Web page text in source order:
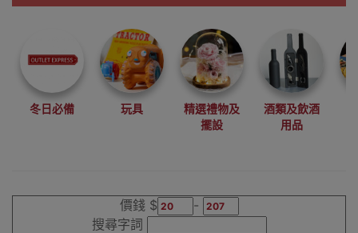
我們每月會固定
尋找最更新、最
潮、有特色而且
優惠的優質產
品，從用家的角
度為你帶來你的
最好選擇。
冬日必備 玩具
精選禮物及
擺設
酒類及飲酒
用品
價錢 $
-
搜尋字詞